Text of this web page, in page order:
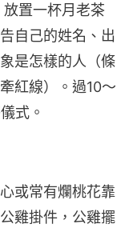
置一杯月老茶
自己的姓名、出
是怎樣的人（條
紅線）。過10～
式。
或常有爛桃花靠
雞掛件，公雞擺